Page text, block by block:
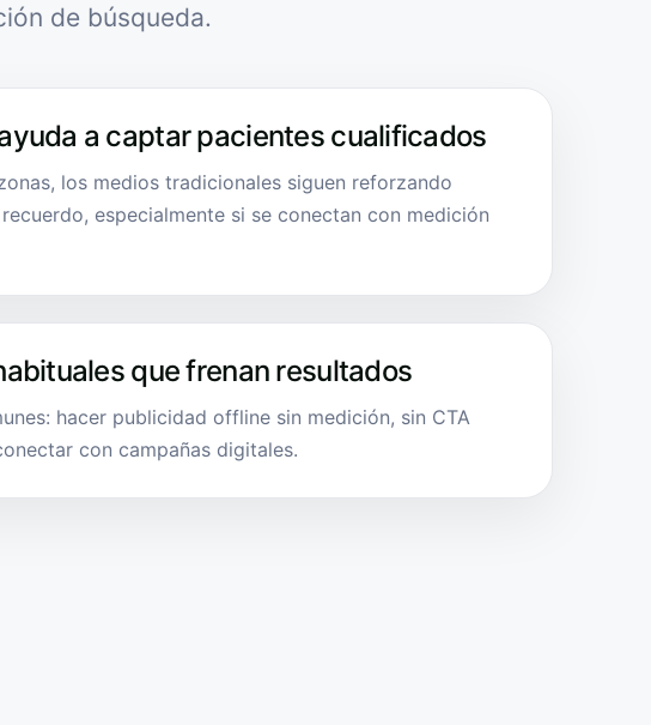
de búsqueda.
a captar pacientes cualificados
los medios tradicionales siguen reforzando
especialmente si se conectan con medición
que frenan resultados
hacer publicidad offline sin medición, sin CTA
con campañas digitales.